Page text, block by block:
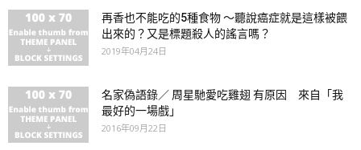
再香也不能吃的5種食物 ～聽說癌症就是這樣被餵
出來的？又是標題殺人的謠言嗎？
2019年04月24日
名家偽語錄／ 周星馳愛吃雞翅 有原因 來自「我
最好的一場戲」
2016年09月22日